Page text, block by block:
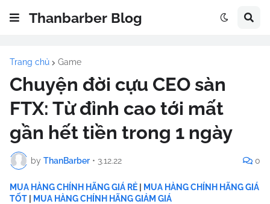
Thanbarber Blog
Trang chủ Game
Chuyện đời cựu CEO sàn
FTX: Từ đỉnh cao tới mất
gần hết tiền trong 1 ngày
by ThanBarber • 3.12.22 0
MUA HÀNG CHÍNH HÃNG GIÁ RẺ
MUA HÀNG CHÍNH HÃNG GIÁ
TỐT
MUA HÀNG CHÍNH HÃNG GIẢM GIÁ